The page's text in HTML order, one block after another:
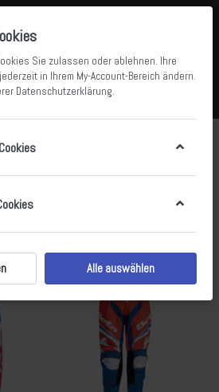
Vergleichen Wunschliste
Bekleidung
Sie zulassen oder ablehnen. Ihre
in Ihrem My-Account-Bereich ändern.
Datenschutzerklärung.
Alle auswählen